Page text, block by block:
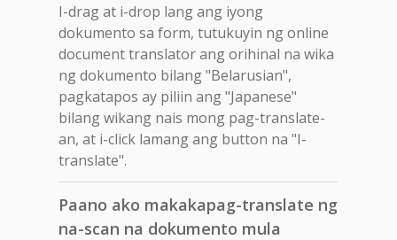
I-drag at i-drop lang ang iyong
dokumento sa form, tutukuyin ng online
document translator ang orihinal na wika
ng dokumento bilang "Belarusian",
pagkatapos ay piliin ang "Japanese"
bilang wikang nais mong pag-translate-
an, at i-click lamang ang button na "I-
translate".
Paano ako makakapag-translate ng
na-scan na dokumento mula